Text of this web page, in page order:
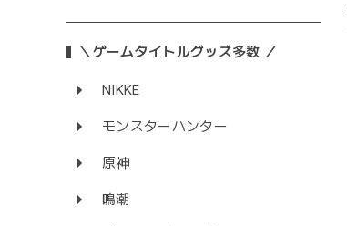
＼ゲームタイトルグッズ多数 ／
NIKKE
モンスターハンター
原神
鳴潮